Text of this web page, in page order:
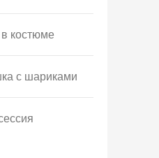
костюме
с шариками